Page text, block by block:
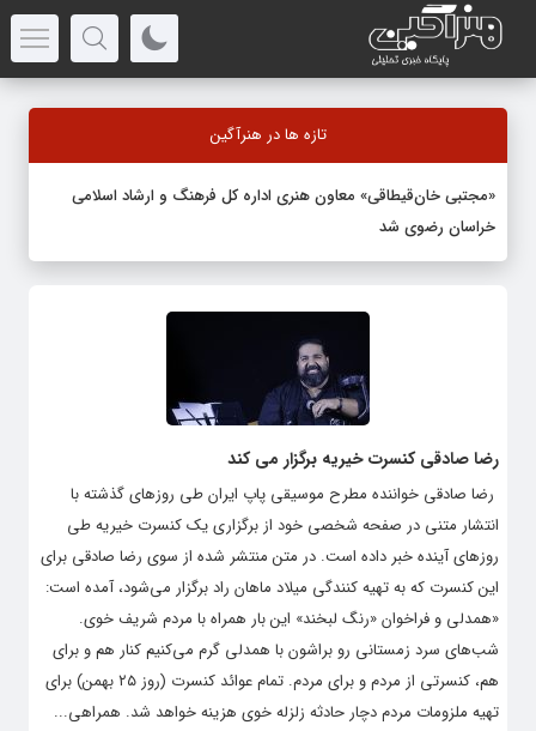
تازه ها در هنرآگین
«مجتبی خان‌قیطاقی» معاون هنری اداره کل فرهنگ و ارشاد اسلامی
خراسان رضوی شد
رضا صادقی کنسرت خیریه برگزار می کند
رضا صادقی خواننده مطرح موسیقی پاپ ایران طی روزهای گذشته با
انتشار متنی در صفحه شخصی خود از برگزاری یک کنسرت خیریه طی
روزهای آینده خبر داده است. در متن منتشر شده از سوی رضا صادقی برای
این کنسرت که به تهیه کنندگی میلاد ماهان راد برگزار می‌شود، آمده است:
«همدلی و فراخوان «رنگ لبخند» این بار همراه با مردم شریف خوی.
شب‌های سرد زمستانی رو براشون با همدلی گرم می‌کنیم کنار هم و برای
هم، کنسرتی از مردم و برای مردم. تمام عوائد کنسرت (روز ۲۵ بهمن) برای
تهیه ملزومات مردم دچار حادثه زلزله خوی هزینه خواهد شد. همراهی...